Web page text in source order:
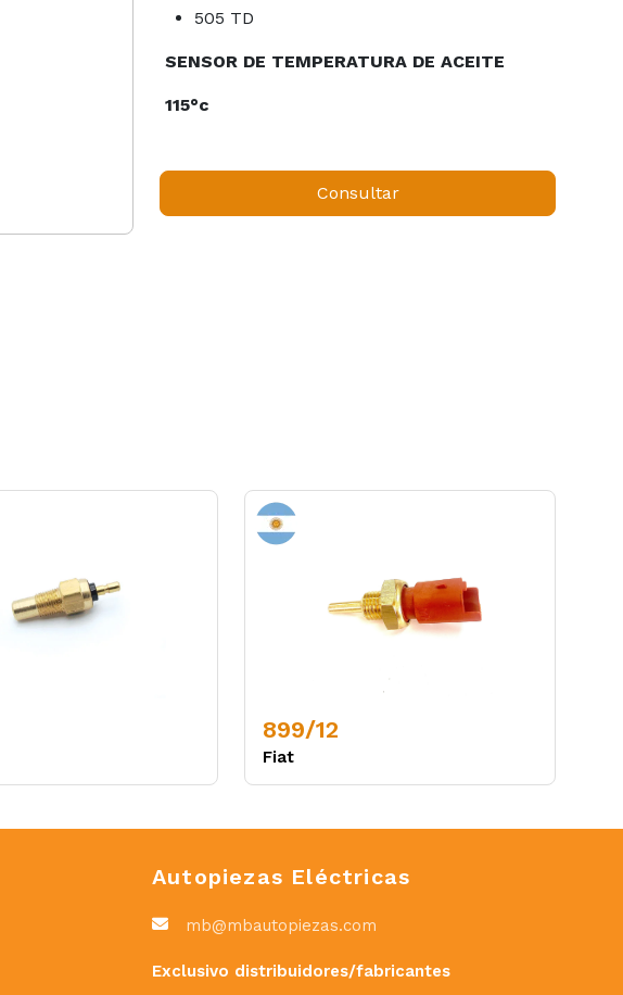
505 TD
SENSOR DE TEMPERATURA DE ACEITE
115°c
Consultar
899/12
Fiat
Autopiezas Eléctricas
mb@mbautopiezas.com
Exclusivo distribuidores/fabricantes